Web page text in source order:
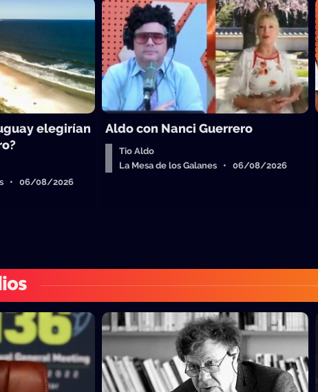
elegirían
• 06/08/2026
Aldo con Nanci Guerrero
Tio Aldo
La Mesa de los Galanes • 06/08/2026